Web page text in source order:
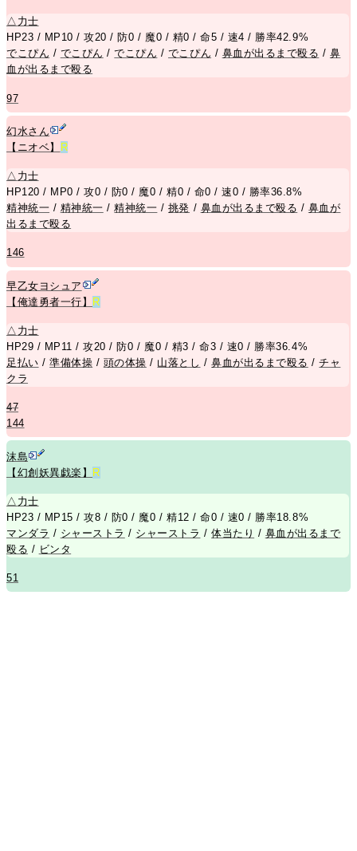
△ 力士
HP23 / MP10 / 攻20 / 防0 / 魔0 / 精0 / 命5 / 速4 / 勝率42.9%
でこぴん / でこぴん /でこぴん / でこぴん / 鼻血が出るまで殴る / 鼻
血が出るまで殴る
97
幻水さん
【ニオベ】
R
△ 力士
HP120 / MP0 / 攻0 / 防0 / 魔0 / 精0 / 命0 / 速0 / 勝率36.8%
精神統一 / 精神統一 /精神統一 / 挑発 / 鼻血が出るまで殴る / 鼻血が
出るまで殴る
146
早乙女ヨシュア
【俺達勇者一行】
R
△ 力士
HP29 / MP11 / 攻20 / 防0 / 魔0 / 精3 / 命3 / 速0 / 勝率36.4%
足払い /準備体操 / 頭の体操 / 山落とし /鼻血が出るまで殴る /チャ
クラ
47
144
沫島
【幻創妖異戯楽】
R
△ 力士
HP23 / MP15 / 攻8 / 防0 / 魔0 / 精12 / 命0 / 速0 / 勝率18.8%
マンダラ / シャーストラ / シャーストラ /体当たり / 鼻血が出るまで
殴る / ビンタ
51